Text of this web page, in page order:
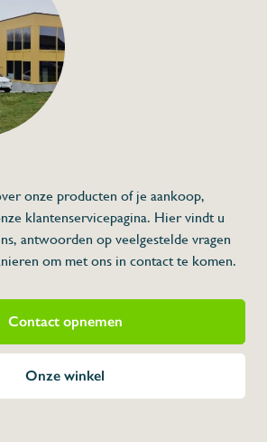
onze producten of je aankoop,
klantenservicepagina. Hier vindt u
antwoorden op veelgestelde vragen
om met ons in contact te komen.
Contact opnemen
Onze winkel